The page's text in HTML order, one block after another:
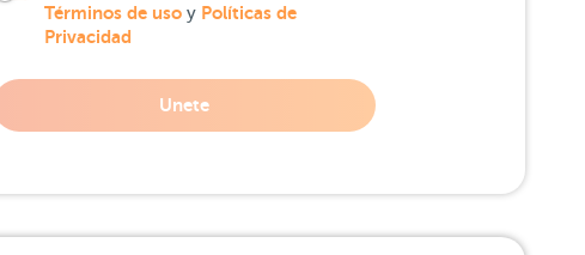
Términos de uso y Políticas de
Privacidad
Unete